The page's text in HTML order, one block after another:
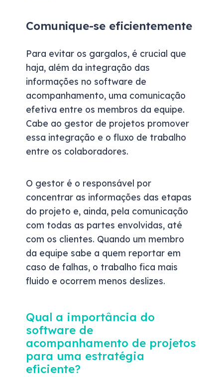
Comunique-se eficientemente
Para evitar os gargalos, é crucial que
haja, além da integração das
informações no software de
acompanhamento, uma comunicação
efetiva entre os membros da equipe.
Cabe ao gestor de projetos promover
essa integração e o fluxo de trabalho
entre os colaboradores.
O gestor é o responsável por
concentrar as informações das etapas
do projeto e, ainda, pela comunicação
com todas as partes envolvidas, até
com os clientes. Quando um membro
da equipe sabe a quem reportar em
caso de falhas, o trabalho fica mais
fluido e ocorrem menos deslizes.
Qual a importância do
software de
acompanhamento de projetos
para uma estratégia
eficiente?